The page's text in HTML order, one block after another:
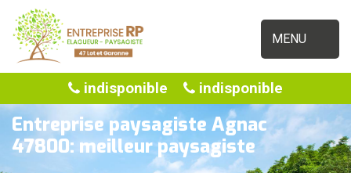
MENU
indisponible indisponible
Entreprise paysagiste Agnac
47800: meilleur paysagiste